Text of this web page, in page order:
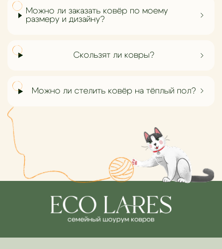
Можно ли заказать ковёр по моему
размеру и дизайну?
Скользят ли ковры?
Можно ли стелить ковёр на тёплый пол?